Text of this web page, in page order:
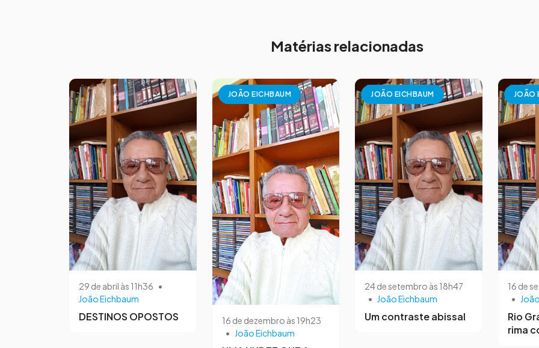
Matérias relacionadas
29 de abril às 11h36 •
João Eichbaum
DESTINOS OPOSTOS
JOÃO EICHBAUM
16 de dezembro às 19h23
• João Eichbaum
JOÃO EICHBAUM
24 de setembro às 18h47
• João Eichbaum
Um contraste abissal
JOÃO
16 de
•
Rio
rima